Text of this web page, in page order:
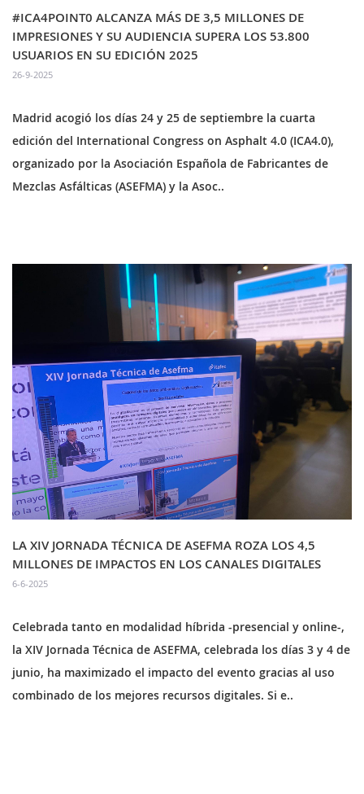
#ICA4POINT0 ALCANZA MÁS DE 3,5 MILLONES DE
IMPRESIONES Y SU AUDIENCIA SUPERA LOS 53.800
USUARIOS EN SU EDICIÓN 2025
26-9-2025
Madrid acogió los días 24 y 25 de septiembre la cuarta
edición del International Congress on Asphalt 4.0 (ICA4.0),
organizado por la Asociación Española de Fabricantes de
Mezclas Asfálticas (ASEFMA) y la Asoc..
LA XIV JORNADA TÉCNICA DE ASEFMA ROZA LOS 4,5
MILLONES DE IMPACTOS EN LOS CANALES DIGITALES
6-6-2025
Celebrada tanto en modalidad híbrida -presencial y online-,
la XIV Jornada Técnica de ASEFMA, celebrada los días 3 y 4 de
junio, ha maximizado el impacto del evento gracias al uso
combinado de los mejores recursos digitales. Si e..